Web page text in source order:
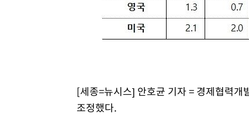
[세종=뉴시스] 안호균 기자 = 경제협력
조정했다.